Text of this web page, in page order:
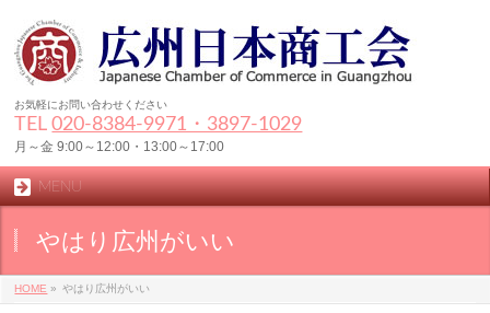
お気軽にお問い合わせください
TEL020-8384‐9971・3897-1029
月～金 9:00～12:00・13:00～17:00
MENU
やはり広州がいい
HOME » やはり広州がいい